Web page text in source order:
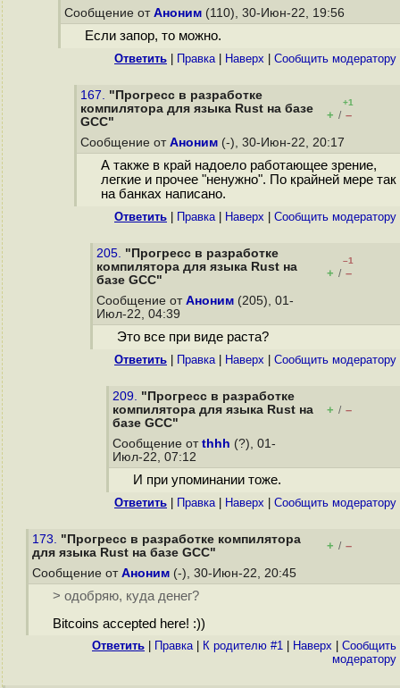
Сообщение от Аноним (110), 30-Июн-22, 19:56
Если запор, то можно.
Ответить Правка| Наверх Cообщить модератору
167. "Прогресс в разработке
компилятора для языка Rust на базе
GCC"
+1
+ / –
Сообщение от Аноним (-), 30-Июн-22, 20:17
А также в край надоело работающее зрение,
легкие и прочее "ненужно". По крайней мере так
на банках написано.
Ответить Правка| Наверх Cообщить модератору
205. "Прогресс в разработке
компилятора для языка Rust на
базе GCC"
–1
+ / –
Сообщение от Аноним (205), 01-
Июл-22, 04:39
Это все при виде раста?
Ответить Правка| Наверх Cообщить модератору
209. "Прогресс в разработке
компилятора для языка Rust на
базе GCC"
+ / –
Сообщение от thhh (?), 01-
Июл-22, 07:12
И при упоминании тоже.
Ответить Правка| Наверх Cообщить модератору
173. "Прогресс в разработке компилятора
для языка Rust на базе GCC"
+ / –
Сообщение от Аноним (-), 30-Июн-22, 20:45
> одобряю, куда денег?
Bitcoins accepted here! :))
Ответить Правка| К родителю #1 Наверх
Cообщить
модератору